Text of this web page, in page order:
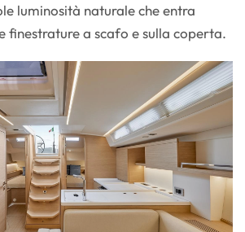
luminosità naturale che entra
finestrature a scafo e sulla coperta.